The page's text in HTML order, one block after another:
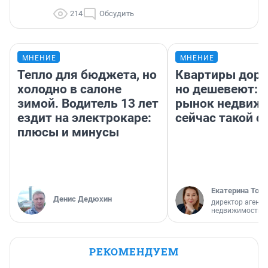
214 Обсудить
МНЕНИЕ
Тепло для бюджета, но
холодно в салоне
зимой. Водитель 13 лет
ездит на электрокаре:
плюсы и минусы
Денис Дедюхин
МНЕНИЕ
Квартиры
но дешевеют:
рынок
сейчас такой
Екатерина
директор
недвижимости
РЕКОМЕНДУЕМ